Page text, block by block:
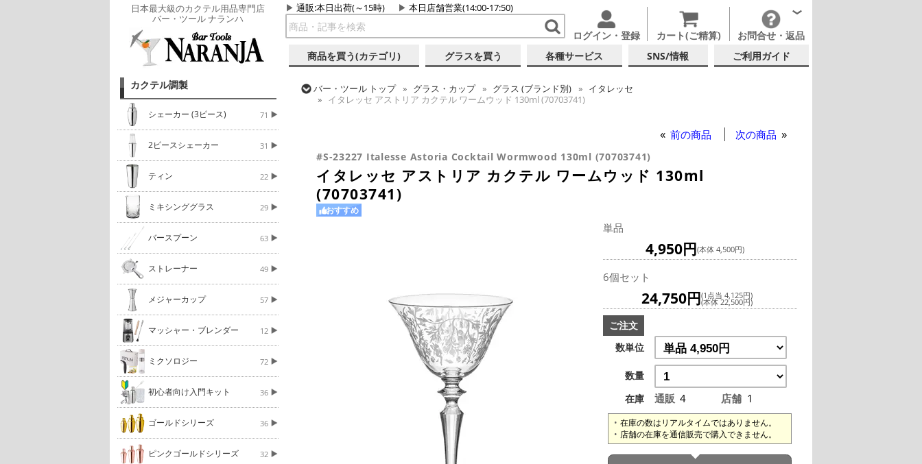
日本最大級のカクテル用品専門店
バー・ツール ナランハ
通販:本日出荷(～15時) 本日店舗営業(14:00-17:50)
ログイン・登録 カート(ご精算) お問合せ・返品
商品を買う(カテゴリ) グラスを買う 各種サービス SNS/情報 ご利用ガイド
カクテル調製
シェーカー (3ピース) 71
2ピースシェーカー 31
ティン 22
ミキシンググラス 29
バースプーン 63
ストレーナー 49
メジャーカップ 57
マッシャー・ブレンダー 12
ミクソロジー 72
初心者向け入門キット 36
ゴールドシリーズ 36
ピンクゴールドシリーズ 32
バー・ツール トップ グラス・カップ グラス (ブランド別)
イタレッセ
イタレッセ アストリア カクテル ワームウッド 130ml (70703741)
前の商品 次の商品
#S-23227 Italesse Astoria Cocktail Wormwood 130ml (70703741)
イタレッセ アストリア カクテル ワームウッド 130ml
(70703741)
おすすめ
単品
4,950円(本体 4,500円)
6個セット
24,750円(1点当 4,125円)
(本体 22,500円)
ご注文
数単位
数量
在庫
通販 4 店舗 1
在庫の数はリアルタイムではありません。
店舗の在庫を通信販売で購入できません。